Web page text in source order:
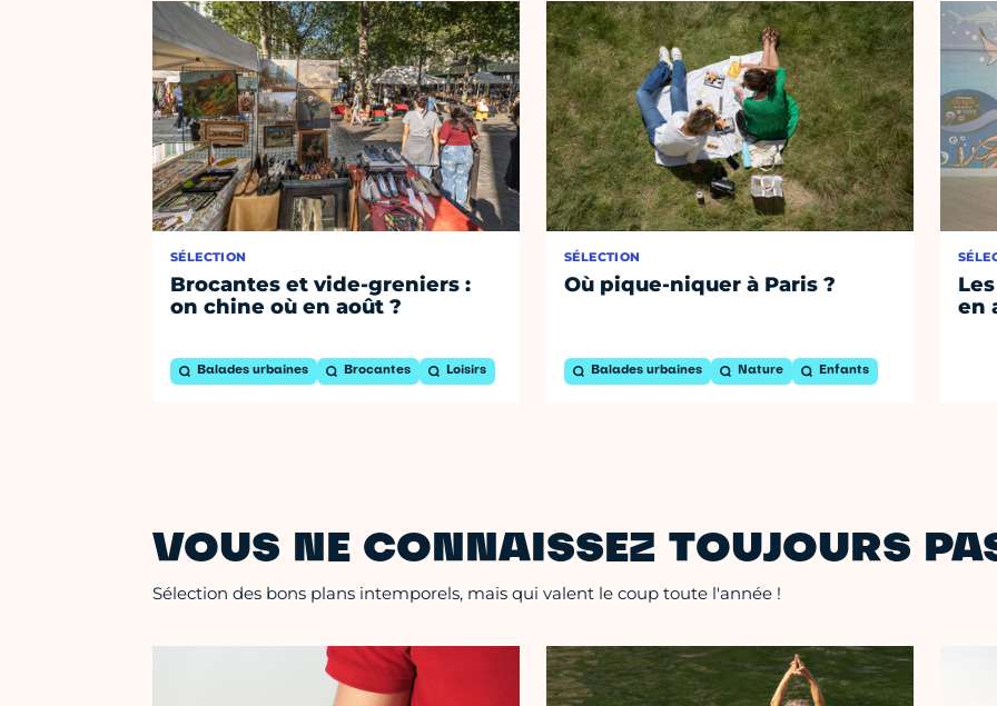
SÉLECTION
Brocantes et vide-greniers :
on chine où en août ?
Balades urbaines Brocantes Loisirs
SÉLECTION
Où pique-niquer à Paris ?
Balades urbaines Nature Enfants
en
VOUS NE CONNAISSEZ TOUJOURS
Sélection des bons plans intemporels, mais qui valent le coup toute l'année !